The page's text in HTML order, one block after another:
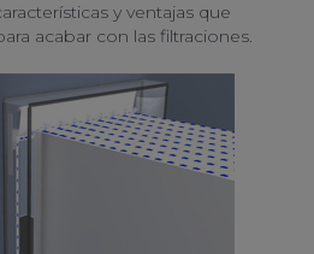
y ventajas que
acabar con las filtraciones.